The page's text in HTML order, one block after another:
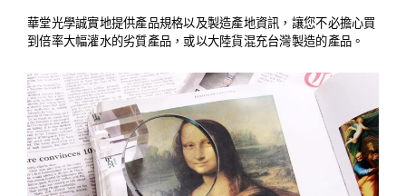
華堂光學誠實地提供產品規格以及製造產地資訊，讓您不必擔心買
到倍率大幅灌水的劣質產品，或以大陸貨混充台灣製造的產品。